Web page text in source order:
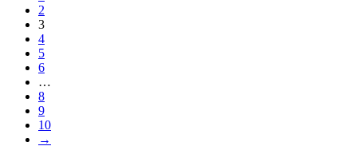
2
3
4
5
6
…
8
9
10
→